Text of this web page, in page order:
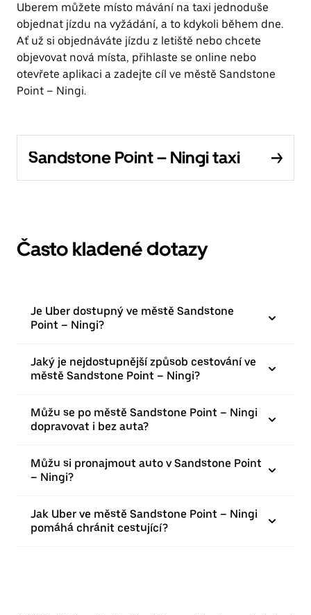
Uberem můžete místo mávání na taxi jednoduše
objednat jízdu na vyžádání, a to kdykoli během dne.
Ať už si objednáváte jízdu z letiště nebo chcete
objevovat nová místa, přihlaste se online nebo
otevřete aplikaci a zadejte cíl ve městě Sandstone
Point – Ningi.
Sandstone Point – Ningi taxi
Často kladené dotazy
Je Uber dostupný ve městě Sandstone
Point – Ningi?
Jaký je nejdostupnější způsob cestování ve
městě Sandstone Point – Ningi?
Můžu se po městě Sandstone Point – Ningi
dopravovat i bez auta?
Můžu si pronajmout auto v Sandstone Point
– Ningi?
Jak Uber ve městě Sandstone Point – Ningi
pomáhá chránit cestující?